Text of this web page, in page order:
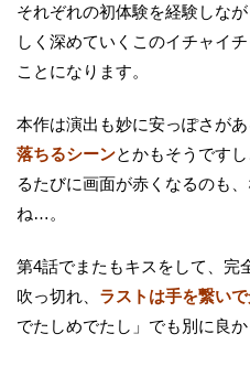
それぞれの初体験を経験しな
しく深めていくこのイチャイ
ことになります。
本作は演出も妙に安っぽさがあ
落ちるシーンとかもそうです
るたびに画面が赤くなるのも
ね…。
第4話でまたもキスをして、完
吹っ切れ、 ラストは手を繋い
でたしめでたし」でも別に良